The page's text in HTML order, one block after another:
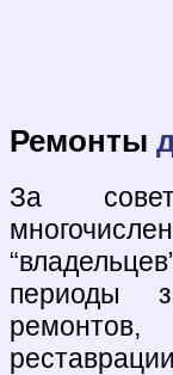
Ремонты
За
периоды